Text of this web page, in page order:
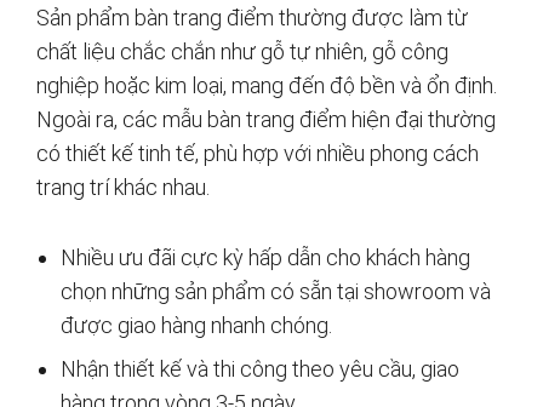
Sản phẩm bàn trang điểm thường được làm từ
chất liệu chắc chắn như gỗ tự nhiên, gỗ công
nghiệp hoặc kim loại, mang đến độ bền và ổn định.
Ngoài ra, các mẫu bàn trang điểm hiện đại thường
có thiết kế tinh tế, phù hợp với nhiều phong cách
trang trí khác nhau.
Nhiều ưu đãi cực kỳ hấp dẫn cho khách hàng
chọn những sản phẩm có sẵn tại showroom và
được giao hàng nhanh chóng.
Nhận thiết kế và thi công theo yêu cầu, giao